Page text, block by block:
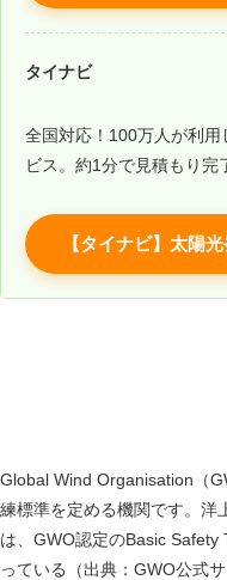
タイナビ
全国対応！100万人が利
ビス。約1分で見積もり完
【タイナビ】太陽
Global Wind Organisation（
練標準を定める機関です。洋
は、GWO認定のBasic Safety
っている（出典：GWO公式